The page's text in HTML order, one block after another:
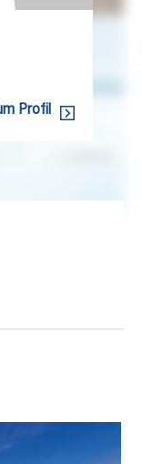
Profil